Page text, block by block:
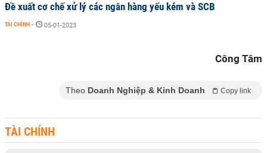
Đề xuất cơ chế xử lý các ngân hàng yếu kém và SCB
TÀI CHÍNH - 05-01-2023
Công Tâm
Theo Doanh Nghiệp & Kinh Doanh Copy link
TÀI CHÍNH